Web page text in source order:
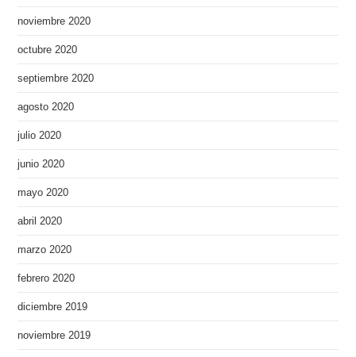
noviembre 2020
octubre 2020
septiembre 2020
agosto 2020
julio 2020
junio 2020
mayo 2020
abril 2020
marzo 2020
febrero 2020
diciembre 2019
noviembre 2019